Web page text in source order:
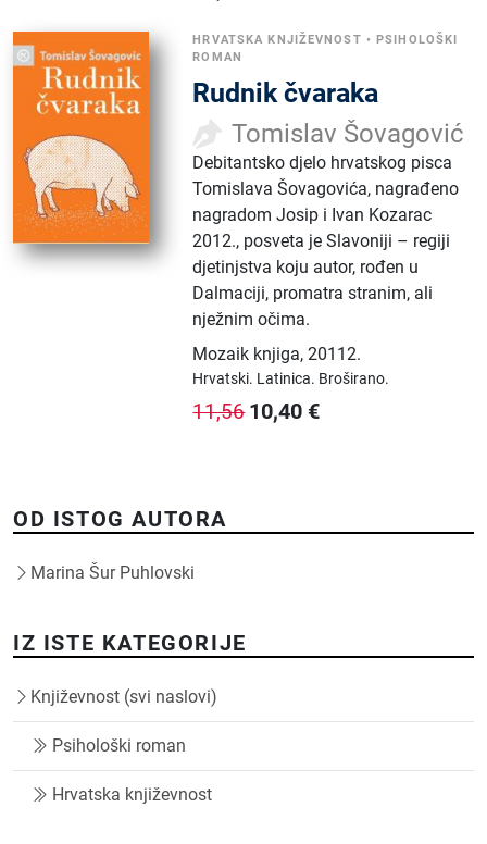
HRVATSKA KNJIŽEVNOST •PSIHOLOŠKI
ROMAN
Rudnik čvaraka
Tomislav Šovagović
Debitantsko djelo hrvatskog pisca
Tomislava Šovagovića, nagrađeno
nagradom Josip i Ivan Kozarac
2012., posveta je Slavoniji – regiji
djetinjstva koju autor, rođen u
Dalmaciji, promatra stranim, ali
nježnim očima.
Mozaik knjiga,20112.
Hrvatski. Latinica. Broširano.
11,56 10,40 €
OD ISTOG AUTORA
Marina Šur Puhlovski
IZ ISTE KATEGORIJE
Književnost (svi naslovi)
Psihološki roman
Hrvatska književnost